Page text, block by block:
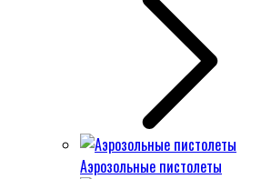
Аэрозольные пистолеты